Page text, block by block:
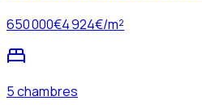
650 000€4 924€/m²
5 chambres